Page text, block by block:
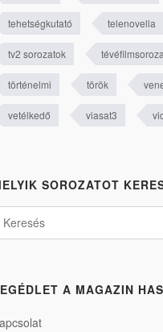
tehetségkutató telenovella
tv2 sorozatok
történelmi török
vetélkedő viasat3
SOROZATOT
A MAGAZIN